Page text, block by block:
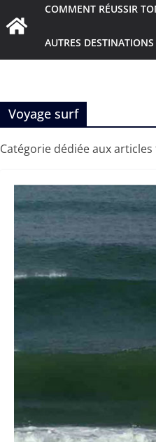
COMMENT RÉUSSIR
AUTRES DESTINATIONS
Voyage surf
Catégorie dédiée aux